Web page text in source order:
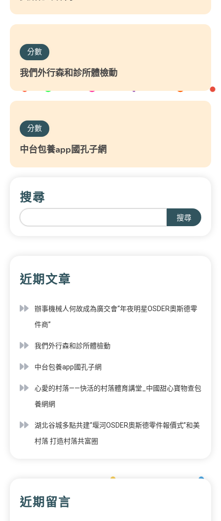
分數
我們外行森和診所體檢動
分數
中台包養app國孔子網
搜尋
搜尋
近期文章
辦事機械人何故成為廣交會“年夜明星OSDER奧斯德零
件商”
我們外行森和診所體檢動
中台包養app國孔子網
心愛的村落——快活的村落體育講堂_中國甜心寶物查包
養網網
湖北谷城多點共建“堰河OSDER奧斯德零件報價式”和美
村落 打造村落共富圈
近期留言